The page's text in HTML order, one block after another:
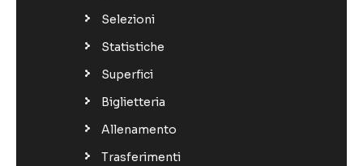
Selezioni
Statistiche
Superfici
Biglietteria
Allenamento
Trasferimenti